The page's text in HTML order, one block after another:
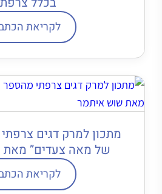
לקריאת
מתכון למרק דגים
של מאה צעדים”
לקריאת